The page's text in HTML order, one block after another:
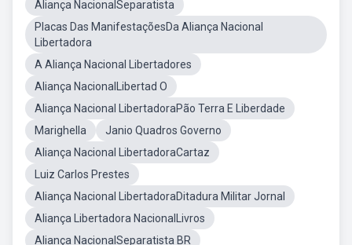
Aliança NacionalSeparatista
Placas Das ManifestaçõesDa Aliança Nacional
Libertadora
A Aliança Nacional Libertadores
Aliança NacionalLibertad O
Aliança Nacional LibertadoraPão Terra E Liberdade
Marighella
Janio Quadros Governo
Aliança Nacional LibertadoraCartaz
Luiz Carlos Prestes
Aliança Nacional LibertadoraDitadura Militar Jornal
Aliança Libertadora NacionalLivros
Aliança NacionalSeparatista BR